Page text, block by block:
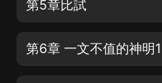
第5章比試
第6章 一文不值的神明1